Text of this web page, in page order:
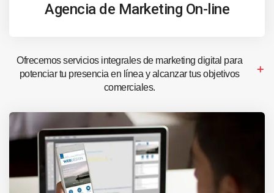
Agencia de Marketing On-line
Ofrecemos servicios integrales de marketing digital para
potenciar tu presencia en línea y alcanzar tus objetivos
comerciales.